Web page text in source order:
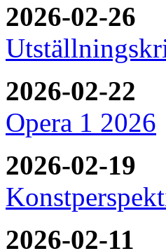
2026-02-26
2026-02-22
Opera 1 2026
2026-02-19
2026-02-11